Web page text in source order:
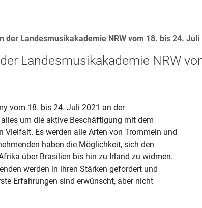
der Landesmusikakademie NRW vom 18. bis 24. Juli
Landesmusikakademie NRW
vom 18. bis 24. Juli 2021 an der
um die aktive Beschäftigung mit dem
Vielfalt. Es werden alle Arten von Trommeln und
haben die Möglichkeit, sich den
über Brasilien bis hin zu Irland zu widmen.
werden in ihren Stärken gefordert und
Erfahrungen sind erwünscht, aber nicht